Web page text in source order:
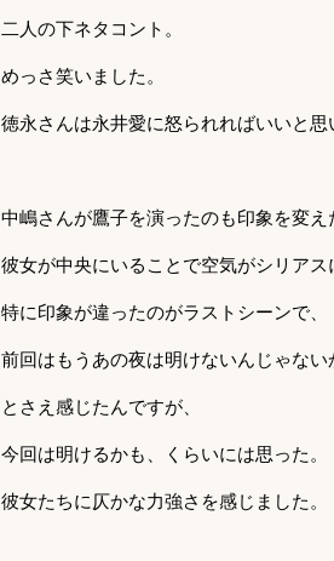
二人の下ネタコント。
めっさ笑いました。
徳永さんは永井愛に怒られればいいと思
中嶋さんが鷹子を演ったのも印象を変え
彼女が中央にいることで空気がシリアス
特に印象が違ったのがラストシーンで、
前回はもうあの夜は明けないんじゃない
とさえ感じたんですが、
今回は明けるかも、くらいには思った。
彼女たちに仄かな力強さを感じました。